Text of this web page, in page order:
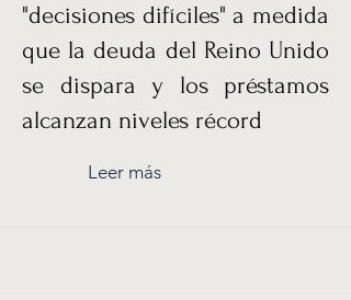
"decisiones difíciles" a medida
que la deuda del Reino Unido
se dispara y los préstamos
alcanzan niveles récord
Leer más